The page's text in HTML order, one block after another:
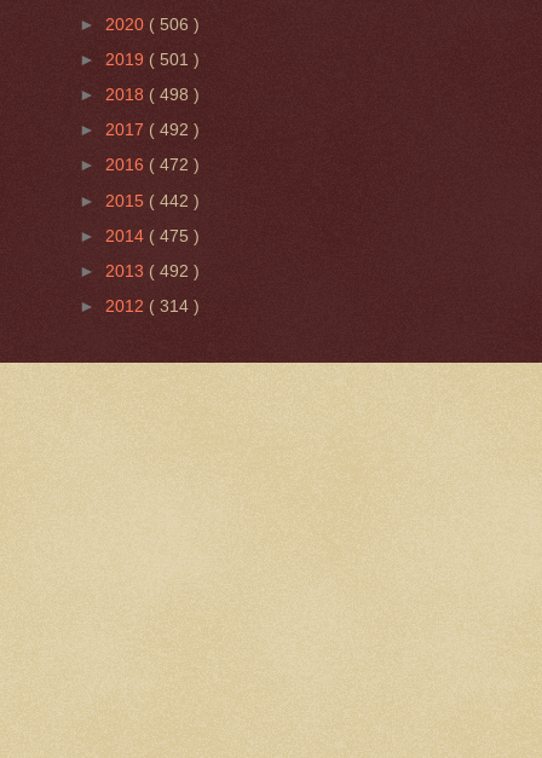
► 2020 ( 506 )
► 2019 ( 501 )
► 2018 ( 498 )
► 2017 ( 492 )
► 2016 ( 472 )
► 2015 ( 442 )
► 2014 ( 475 )
► 2013 ( 492 )
► 2012 ( 314 )